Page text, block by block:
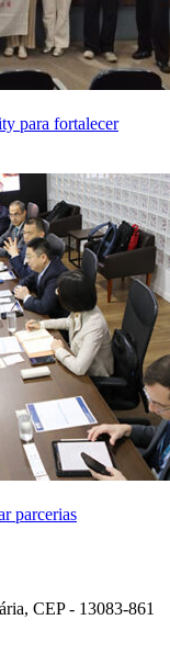
para fortalecer
parcerias
CEP - 13083-861